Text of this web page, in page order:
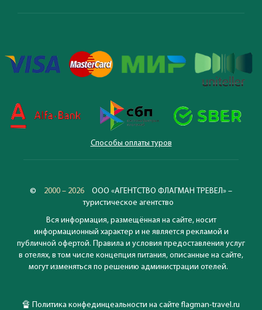
Способы оплаты туров
© 2000 – 2026
ООО «АГЕНТСТВО ФЛАГМАН ТРЕВЕЛ» –
туристическое агентство
Вся информация, размещённая на сайте, носит
информационный характер и не является рекламой и
публичной офертой. Правила и условия предоставления услуг
в отелях, в том числе концепция питания, описанные на сайте,
могут изменяться по решению администрации отелей.
🔏 Политика конфединцеальности на сайте flagman-travel.ru